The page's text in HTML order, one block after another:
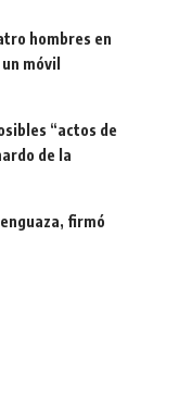
hombres en
móvil
“actos de
de la
firmó